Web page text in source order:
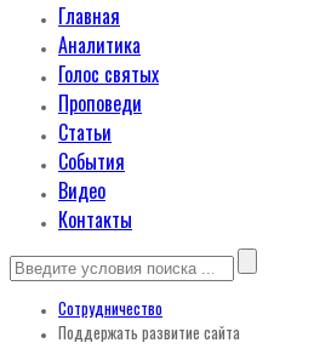
Главная
Аналитика
Голос святых
Проповеди
Статьи
События
Видео
Контакты
Сотрудничество
Поддержать развитие сайта